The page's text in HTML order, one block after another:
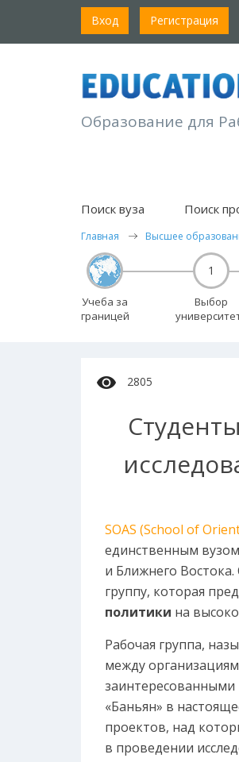
Вход Регистрация
Образование для
Поиск вуза Поиск
Главная Высшее
Учеба за
границей
1
Выбор
2805
SOAS (School of
единственным
и Ближнего
группу, которая
политики на
Рабочая группа,
между
заинтересованными
«Баньян» в
проектов, над
в проведении